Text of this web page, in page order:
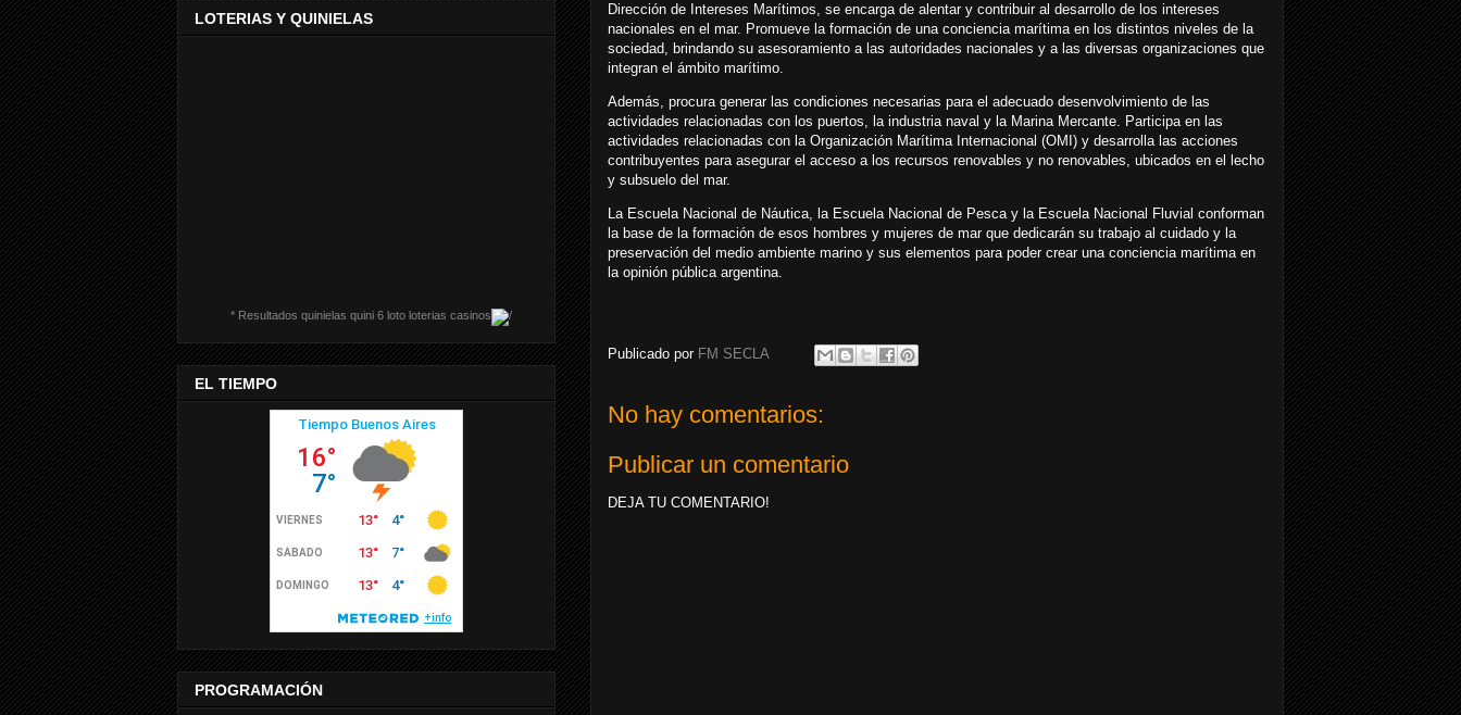
Dirección de Intereses Marítimos, se encarga de alentar y contribuir al desarrollo de los intereses
nacionales en el mar. Promueve la formación de una conciencia marítima en los distintos niveles de la
sociedad, brindando su asesoramiento a las autoridades nacionales y a las diversas organizaciones que
integran el ámbito marítimo.
Además, procura generar las condiciones necesarias para el adecuado desenvolvimiento de las
actividades relacionadas con los puertos, la industria naval y la Marina Mercante. Participa en las
actividades relacionadas con la Organización Marítima Internacional (OMI) y desarrolla las acciones
contribuyentes para asegurar el acceso a los recursos renovables y no renovables, ubicados en el lecho
y subsuelo del mar.
La Escuela Nacional de Náutica, la Escuela Nacional de Pesca y la Escuela Nacional Fluvial conforman
la base de la formación de esos hombres y mujeres de mar que dedicarán su trabajo al cuidado y la
preservación del medio ambiente marino y sus elementos para poder crear una conciencia marítima en
la opinión pública argentina.
Publicado por FM SECLA
No hay comentarios:
Publicar un comentario
DEJA TU COMENTARIO!
LOTERIAS Y QUINIELAS
* Resultados quinielas quini 6 loto loterias casinos
EL TIEMPO
PROGRAMACIÓN